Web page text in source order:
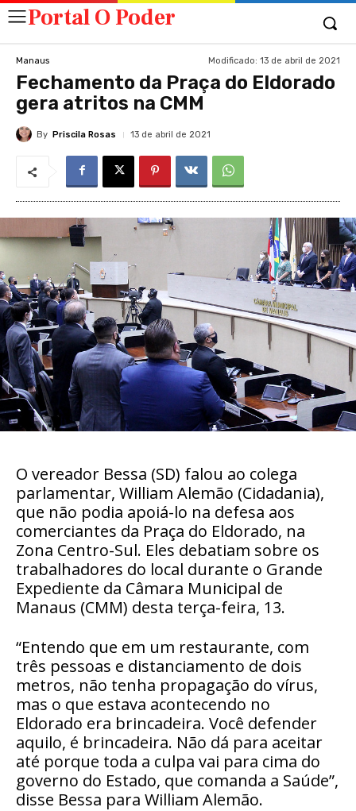
Portal O Poder
Manaus Modificado: 13 de abril de 2021
Fechamento da Praça do Eldorado
gera atritos na CMM
By Priscila Rosas 13 de abril de 2021
O vereador Bessa (SD) falou ao colega
parlamentar, William Alemão (Cidadania),
que não podia apoiá-lo na defesa aos
comerciantes da Praça do Eldorado, na
Zona Centro-Sul. Eles debatiam sobre os
trabalhadores do local durante o Grande
Expediente da Câmara Municipal de
Manaus (CMM) desta terça-feira, 13.
“Entendo que em um restaurante, com
três pessoas e distanciamento de dois
metros, não tenha propagação do vírus,
mas o que estava acontecendo no
Eldorado era brincadeira. Você defender
aquilo, é brincadeira. Não dá para aceitar
até porque toda a culpa vai para cima do
governo do Estado, que comanda a Saúde”,
disse Bessa para William Alemão.